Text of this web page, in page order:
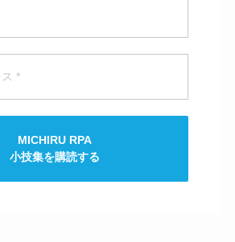
MICHIRU RPA
小技集を購読する